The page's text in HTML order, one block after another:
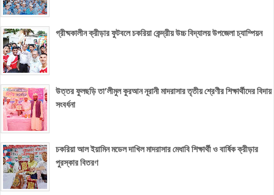
গ্রীষ্মকালীন ক্রীড়ার ফুটবলে চকরিয়া কেন্দ্রীয় উচ্চ বিদ্যালয় উপজেলা চ্যাম্পিয়ন
উত্তর ফুলছড়ি তা’লীমুল কুরআন নূরানী মাদরাসার তৃতীয় শ্রেণীর শিক্ষার্থীদের বিদায়
সংবর্ধনা
চকরিয়া আল ইয়ামিন মডেল দাখিল মাদরাসার মেধাবি শিক্ষার্থী ও বার্ষিক ক্রীড়ার
পুরস্কার বিতরণ